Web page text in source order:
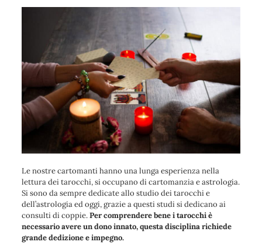
Le nostre cartomanti hanno una lunga esperienza nella
lettura dei tarocchi, si occupano di cartomanzia e astrologia.
Si sono da sempre dedicate allo studio dei tarocchi e
dell’astrologia ed oggi, grazie a questi studi si dedicano ai
consulti di coppie.Per comprendere bene i tarocchi è
necessario avere un dono innato, questa disciplina richiede
grande dedizione e impegno.